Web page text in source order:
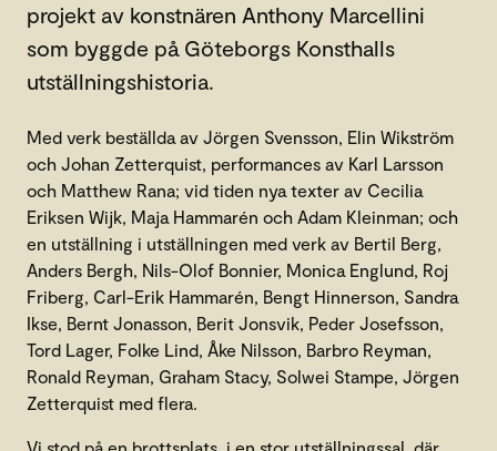
projekt av konstnären Anthony Marcellini
som byggde på Göteborgs Konsthalls
utställningshistoria.
Med verk beställda av Jörgen Svensson, Elin Wikström
och Johan Zetterquist, performances av Karl Larsson
och Matthew Rana; vid tiden nya texter av Cecilia
Eriksen Wijk, Maja Hammarén och Adam Kleinman; och
en utställning i utställningen med verk av Bertil Berg,
Anders Bergh, Nils-Olof Bonnier, Monica Englund, Roj
Friberg, Carl-Erik Hammarén, Bengt Hinnerson, Sandra
Ikse, Bernt Jonasson, Berit Jonsvik, Peder Josefsson,
Tord Lager, Folke Lind, Åke Nilsson, Barbro Reyman,
Ronald Reyman, Graham Stacy, Solwei Stampe, Jörgen
Zetterquist med flera.